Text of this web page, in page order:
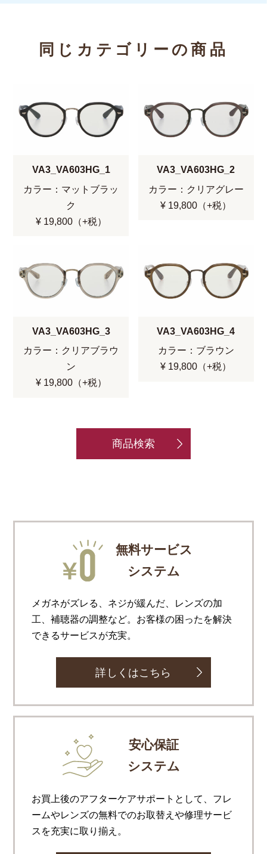
同じカテゴリーの商品
VA3_VA603HG_1
カラー：マットブラッ
ク
¥ 19,800（+税）
VA3_VA603HG_2
カラー：クリアグレー
¥ 19,800（+税）
VA3_VA603HG_3
カラー：クリアブラウ
ン
¥ 19,800（+税）
VA3_VA603HG_4
カラー：ブラウン
¥ 19,800（+税）
商品検索
無料サービス
システム
メガネがズレる、ネジが緩んだ、レンズの加
工、補聴器の調整など。お客様の困ったを解決
できるサービスが充実。
詳しくはこちら
安心保証
システム
お買上後のアフターケアサポートとして、フレ
ームやレンズの無料でのお取替えや修理サービ
スを充実に取り揃え。